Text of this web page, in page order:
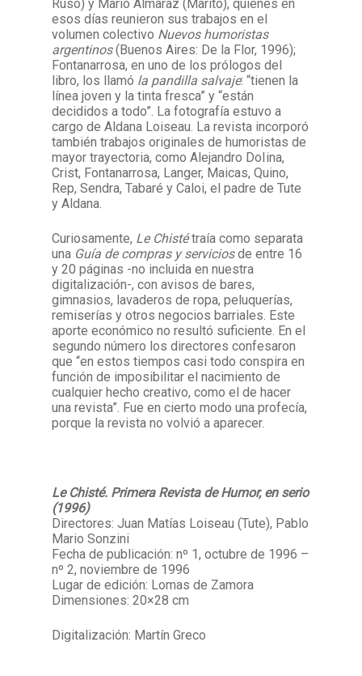
Ruso) y Mario Almaraz (Marito), quienes en
esos días reunieron sus trabajos en el
volumen colectivo Nuevos humoristas
argentinos(Buenos Aires: De la Flor, 1996);
Fontanarrosa, en uno de los prólogos del
libro, los llamó la pandilla salvaje: “tienen la
línea joven y la tinta fresca” y “están
decididos a todo”. La fotografía estuvo a
cargo de Aldana Loiseau. La revista incorporó
también trabajos originales de humoristas de
mayor trayectoria, como Alejandro DoIina,
Crist, Fontanarrosa, Langer, Maicas, Quino,
Rep, Sendra, Tabaré y Caloi, el padre de Tute
y Aldana.
Curiosamente, Le Chistétraía como separata
una Guía de compras y serviciosde entre 16
y 20 páginas -no incluida en nuestra
digitalización-, con avisos de bares,
gimnasios, lavaderos de ropa, peluquerías,
remiserías y otros negocios barriales. Este
aporte económico no resultó suficiente. En el
segundo número los directores confesaron
que “en estos tiempos casi todo conspira en
función de imposibilitar el nacimiento de
cualquier hecho creativo, como el de hacer
una revista”. Fue en cierto modo una profecía,
porque la revista no volvió a aparecer.
Le Chisté. Primera Revista de Humor, en serio
(1996)
Directores: Juan Matías Loiseau (Tute), Pablo
Mario Sonzini
Fecha de publicación: nº 1, octubre de 1996 –
nº 2, noviembre de 1996
Lugar de edición: Lomas de Zamora
Dimensiones: 20×28 cm
Digitalización: Martín Greco